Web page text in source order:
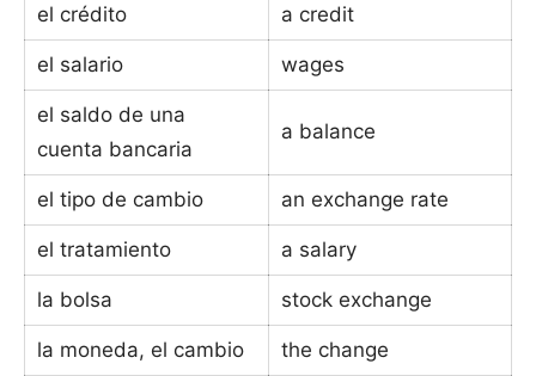
el crédito a credit
el salario wages
el saldo de una
cuenta bancaria
a balance
el tipo de cambio an exchange rate
el tratamiento a salary
la bolsa stock exchange
la moneda, el cambio the change